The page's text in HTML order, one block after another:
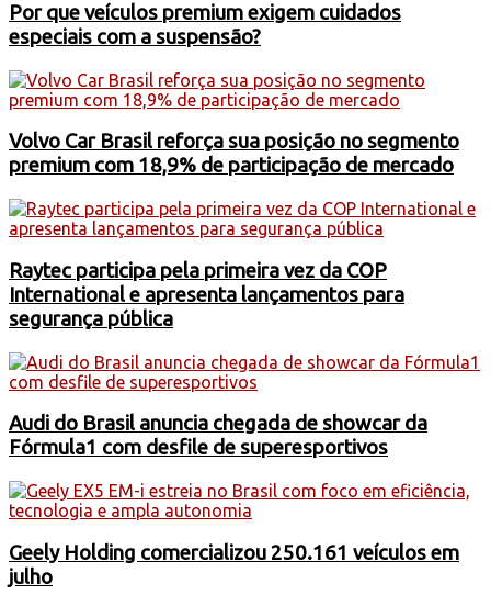
Por que veículos premium exigem cuidados
especiais com a suspensão?
Volvo Car Brasil reforça sua posição no segmento
premium com 18,9% de participação de mercado
Raytec participa pela primeira vez da COP
International e apresenta lançamentos para
segurança pública
Audi do Brasil anuncia chegada de showcar da
Fórmula1 com desfile de superesportivos
Geely Holding comercializou 250.161 veículos em
julho